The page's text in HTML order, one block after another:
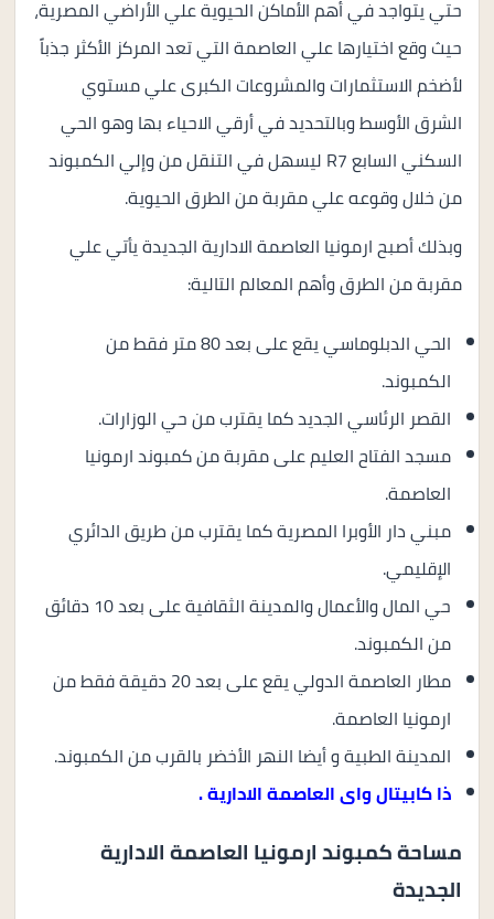
حتي يتواجد في أهم الأماكن الحيوية علي الأراضي المصرية،
حيث وقع اختيارها علي العاصمة التي تعد المركز الأكثر جذباً
لأضخم الاستثمارات والمشروعات الكبرى علي مستوي
الشرق الأوسط وبالتحديد في أرقي الاحياء بها وهو الحي
السكني السابع R7 ليسهل في التنقل من وإلي الكمبوند
من خلال وقوعه علي مقربة من الطرق الحيوية.
وبذلك أصبح ارمونيا العاصمة الادارية الجديدة يأتي علي
مقربة من الطرق وأهم المعالم التالية:
الحي الدبلوماسي يقع على بعد 80 متر فقط من
الكمبوند.
القصر الرئاسي الجديد كما يقترب من حي الوزارات.
مسجد الفتاح العليم على مقربة من كمبوند ارمونيا
العاصمة.
مبني دار الأوبرا المصرية كما يقترب من طريق الدائري
الإقليمي.
حي المال والأعمال والمدينة الثقافية على بعد 10 دقائق
من الكمبوند.
مطار العاصمة الدولي يقع على بعد 20 دقيقة فقط من
ارمونيا العاصمة.
المدينة الطبية و أيضا النهر الأخضر بالقرب من الكمبوند.
ذا كابيتال واى العاصمة الادارية.
مساحة كمبوند ارمونيا العاصمة الادارية
الجديدة